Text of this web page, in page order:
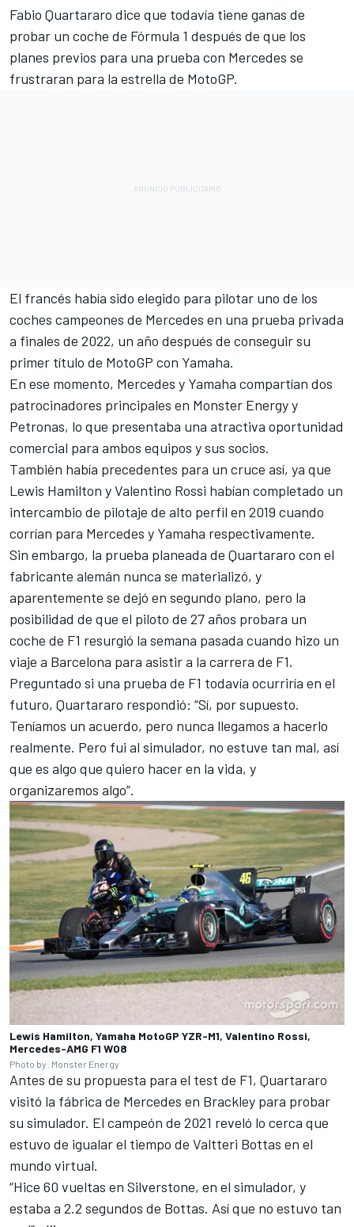
Fabio Quartararo dice que todavía tiene ganas de
probar un coche de Fórmula 1 después de que los
planes previos para una prueba con Mercedes se
frustraran para la estrella de MotoGP.
El francés había sido elegido para pilotar uno de los
coches campeones de Mercedes en una prueba privada
a finales de 2022, un año después de conseguir su
primer título de MotoGP con Yamaha.
En ese momento, Mercedes y Yamaha compartían dos
patrocinadores principales en Monster Energy y
Petronas, lo que presentaba una atractiva oportunidad
comercial para ambos equipos y sus socios.
También había precedentes para un cruce así, ya que
Lewis Hamilton yValentino Rossi habían completado un
intercambio de pilotaje de alto perfil en 2019 cuando
corrían para Mercedes y Yamaha respectivamente.
Sin embargo, la prueba planeada de Quartararo con el
fabricante alemán nunca se materializó, y
aparentemente se dejó en segundo plano, pero la
posibilidad de que el piloto de 27 años probara un
coche de F1 resurgió la semana pasada cuando hizo un
viaje a Barcelona para asistir a la carrera de F1.
Preguntado si una prueba de F1 todavía ocurriría en el
futuro, Quartararo respondió: “Sí, por supuesto.
Teníamos un acuerdo, pero nunca llegamos a hacerlo
realmente. Pero fui al simulador, no estuve tan mal, así
que es algo que quiero hacer en la vida, y
organizaremos algo”.
Lewis Hamilton, Yamaha MotoGP YZR-M1, Valentino Rossi,
Mercedes-AMG F1 W08
Photo by: Monster Energy
Antes de su propuesta para el test de F1, Quartararo
visitó la fábrica de Mercedes en Brackley para probar
su simulador. El campeón de 2021 reveló lo cerca que
estuvo de igualar el tiempo de Valtteri Bottas en el
mundo virtual.
“Hice 60 vueltas en Silverstone, en el simulador, y
estaba a 2.2 segundos de Bottas. Así que no estuvo tan